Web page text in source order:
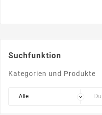
Suchfunktion
Kategorien und Produkte